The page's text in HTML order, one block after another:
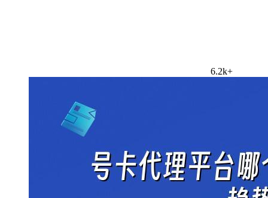
6.2k+